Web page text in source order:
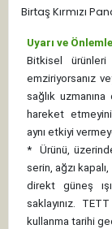
Birtaş Kırmızı
Uyarı ve
Bitkisel
emziriyorsanız
sağlık
hareket
aynı etkiyi
*
Ürünü,
serin, ağzı
direkt güneş
saklayınız.
kullanma tarihi